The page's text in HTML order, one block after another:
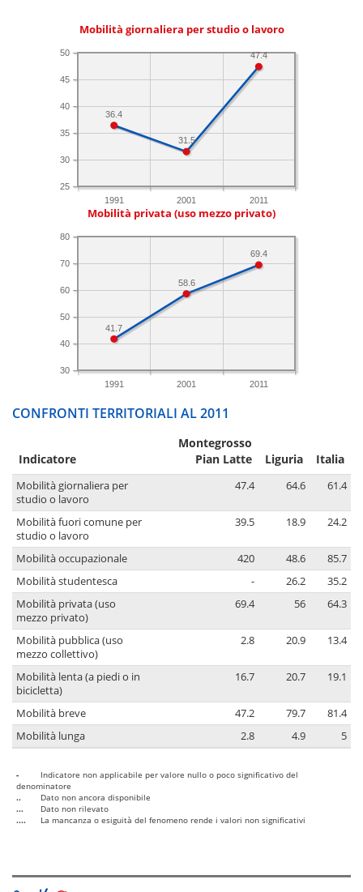
Mobilità giornaliera per studio o lavoro
1991 2001 2011
25
30
35
40
45
50 47.4
31.5
36.4
Mobilità privata (uso mezzo privato)
1991 2001 2011
30
40
50
60
70
80
69.4
58.6
41.7
CONFRONTI TERRITORIALI AL 2011
Indicatore
Montegrosso
Pian Latte
Liguria Italia
Mobilità giornaliera per
studio o lavoro
47.4 64.6 61.4
Mobilità fuori comune per
studio o lavoro
39.5 18.9 24.2
Mobilità occupazionale 420 48.6
85.7
Mobilità studentesca
- 26.2
35.2
Mobilità privata (uso
mezzo privato)
69.4 56 64.3
Mobilità pubblica (uso
mezzo collettivo)
2.8 20.9 13.4
Mobilità lenta (a piedi o in
bicicletta)
16.7 20.7 19.1
Mobilità breve 47.2 79.7
81.4
Mobilità lunga
2.8 4.9 5
-
Indicatore non applicabile per valore nullo o poco significativo del
denominatore
..
Dato non ancora disponibile
...
Dato non rilevato
....
La mancanza o esiguità del fenomeno rende i valori non significativi